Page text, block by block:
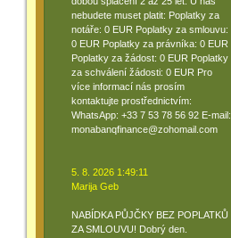
nebudete muset platit: Poplatky za
notáře: 0 EUR Poplatky za smlouvu:
0 EUR Poplatky za právníka: 0 EUR
Poplatky za žádost: 0 EUR Poplatky
za schválení žádosti: 0 EUR Pro
více informací nás prosím
kontaktujte prostřednictvím:
WhatsApp: +33 7 53 78 56 92 E-mail:
monabanqfinance@zohomail.com
5. 8. 2026 1:49:11
Marija Geb
NABÍDKA PŮJČKY BEZ POPLATKŮ
ZA SMLOUVU! Dobrý den.